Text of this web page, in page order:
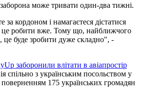
може тривати один-два тижні.
кордоном і намагаєтеся дістатися
це робити вже. Тому що, найближчого
це буде зробити дуже складно", -
заборонили влітати в авіапростір
спільно з українським посольством у
175 українських громадян